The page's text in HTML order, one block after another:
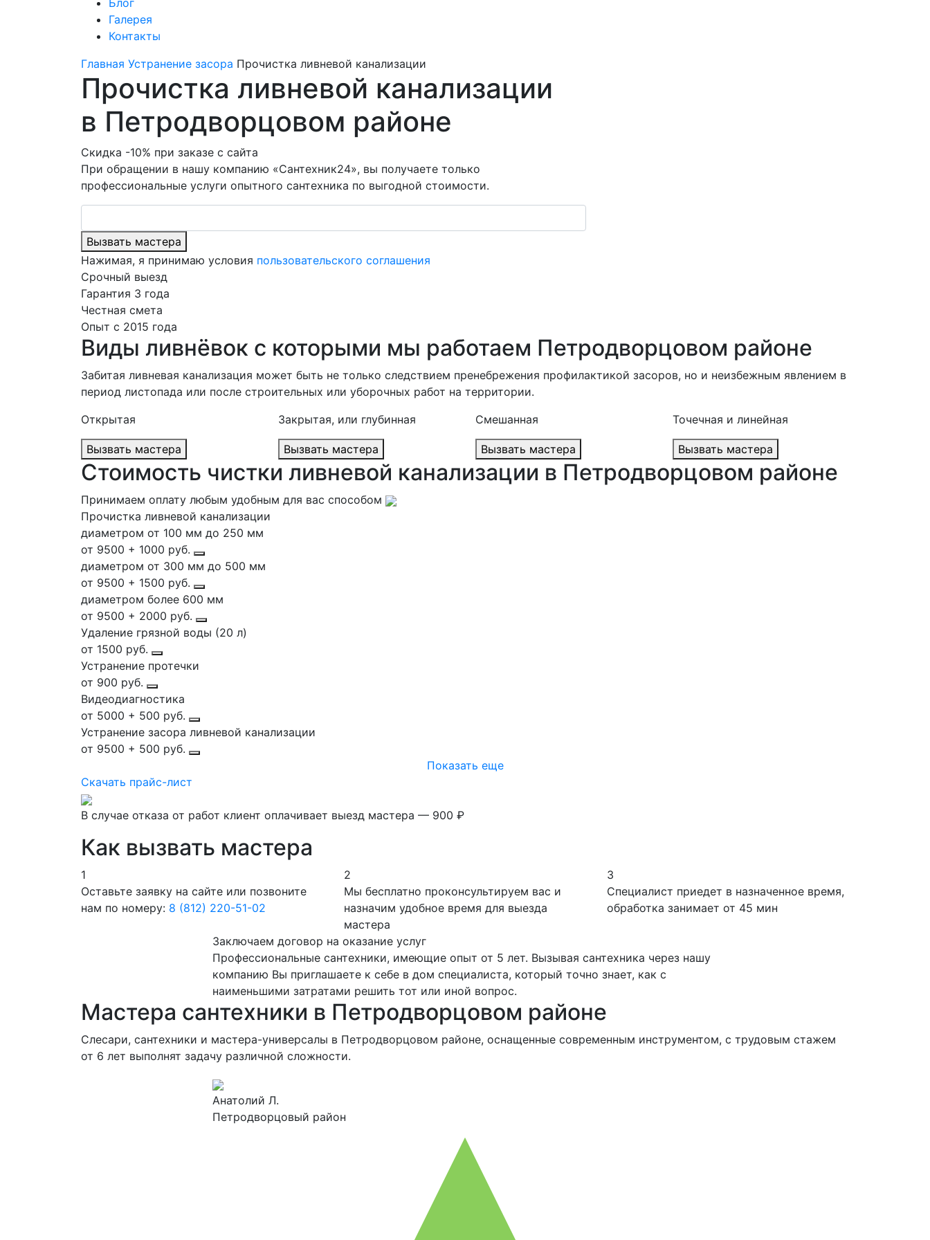
Блог
Галерея
Контакты
Главная Устранение засора Прочистка ливневой канализации
Прочистка ливневой канализации
в Петродворцовом районе
Скидка -10% при заказе с сайта
При обращении в нашу компанию «Сантехник24», вы получаете только
профессиональные услуги опытного сантехника по выгодной стоимости.
Вызвать мастера
Нажимая, я принимаю условия пользовательского соглашения
Срочный выезд
Гарантия 3 года
Честная смета
Опыт с 2015 года
Виды ливнёвок с которыми мы работаем Петродворцовом районе
Забитая ливневая канализация может быть не только следствием пренебрежения профилактикой засоров, но и неизбежным явлением в
период листопада или после строительных или уборочных работ на территории.
Открытая
Вызвать мастера
Закрытая, или глубинная
Вызвать мастера
Смешанная
Вызвать мастера
Точечная и линейная
Вызвать мастера
Стоимость чистки ливневой канализации в Петродворцовом районе
Принимаем оплату любым удобным для вас способом
Прочистка ливневой канализации
диаметром от 100 мм до 250 мм
от 9500 + 1000 руб.
диаметром от 300 мм до 500 мм
от 9500 + 1500 руб.
диаметром более 600 мм
от 9500 + 2000 руб.
Удаление грязной воды (20 л)
от 1500 руб.
Устранение протечки
от 900 руб.
Видеодиагностика
от 5000 + 500 руб.
Устранение засора ливневой канализации
от 9500 + 500 руб.
Показать еще
Скачать прайс-лист
В случае отказа от работ клиент оплачивает выезд мастера — 900 ₽
Как вызвать мастера
1
Оставьте заявку на сайте или позвоните
нам по номеру: 8 (812) 220-51-02
2
Мы бесплатно проконсультируем вас и
назначим удобное время для выезда
мастера
3
Специалист приедет в назначенное время,
обработка занимает от 45 мин
Заключаем договор на оказание услуг
Профессиональные сантехники, имеющие опыт от 5 лет. Вызывая сантехника через нашу
компанию Вы приглашаете к себе в дом специалиста, который точно знает, как с
наименьшими затратами решить тот или иной вопрос.
Мастера сантехники в Петродворцовом районе
Слесари, сантехники и мастера-универсалы в Петродворцовом районе, оснащенные современным инструментом, с трудовым стажем
от 6 лет выполнят задачу различной сложности.
Анатолий Л.
Петродворцовый район